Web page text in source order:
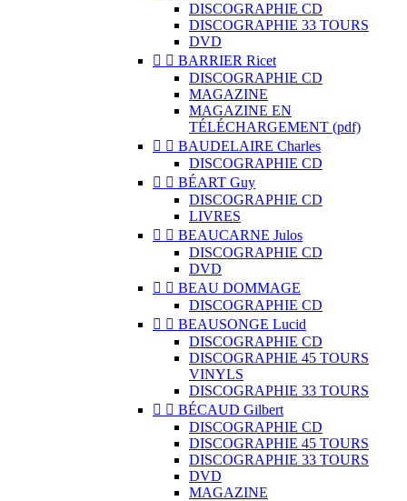
DISCOGRAPHIE CD
DISCOGRAPHIE 33 TOURS
DVD
  BARRIER Ricet
DISCOGRAPHIE CD
MAGAZINE
MAGAZINE EN
TÉLÉCHARGEMENT (pdf)
  BAUDELAIRE Charles
DISCOGRAPHIE CD
  BÉART Guy
DISCOGRAPHIE CD
LIVRES
  BEAUCARNE Julos
DISCOGRAPHIE CD
DVD
  BEAU DOMMAGE
DISCOGRAPHIE CD
  BEAUSONGE Lucid
DISCOGRAPHIE CD
DISCOGRAPHIE 45 TOURS
VINYLS
DISCOGRAPHIE 33 TOURS
  BÉCAUD Gilbert
DISCOGRAPHIE CD
DISCOGRAPHIE 45 TOURS
DISCOGRAPHIE 33 TOURS
DVD
MAGAZINE